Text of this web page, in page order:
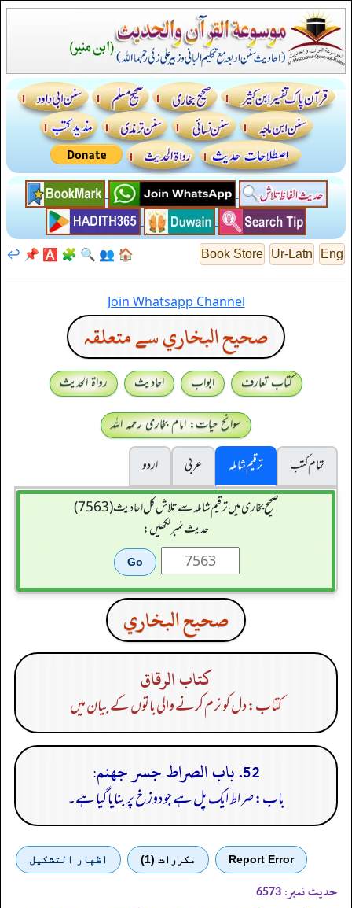
Eng
Ur-Latn
Book Store
🏠
👥
🔍
🧩
🅰️
📌
↩️
Join Whatsapp Channel
صحيح البخاري سے متعلقہ
کتاب تعارف ابواب احادیث
رواۃ الحدیث
سوانح حیات: امام بخاری رحمہ اللہ
تمام کتب
ترقیم شاملہ عربی
اردو
صحیح بخاری میں ترقیم شاملہ سے تلاش کل احادیث (7563)
حدیث نمبر لکھیں:
صحيح البخاري
كتاب الرقاق
کتاب: دل کو نرم کرنے والی باتوں کے بیان میں
52. باب الصراط جسر جهنم:
باب: صراط ایک پل ہے جو دوزخ پر بنایا گیا ہے۔
Report Error مكررات (1) اظهار التشكيل
حدیث نمبر: 6573